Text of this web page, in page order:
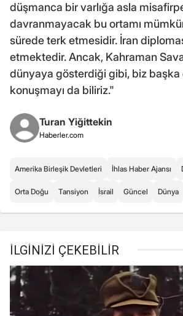
düşmanca bir varlığa asla
davranmayacak bu ortamı
sürede terk etmesidir. İran
etmektedir. Ancak, Kahraman
dünyaya gösterdiği gibi, biz başka
konuşmayı da biliriz."
Turan Yiğittekin
Haberler.com
Amerika Birleşik Devletleri İhlas Haber Ajansı
Orta Doğu Tansiyon İsrail Güncel Dünya